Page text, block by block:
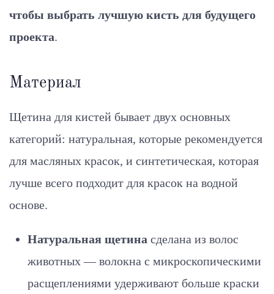
чтобы выбрать лучшую кисть для будущего
проекта.
Материал
Щетина для кистей бывает двух основных
категорий: натуральная, которые рекомендуется
для масляных красок, и синтетическая, которая
лучше всего подходит для красок на водной
основе.
Натуральная щетина сделана из волос
животных — волокна с микроскопическими
расщеплениями удерживают больше краски